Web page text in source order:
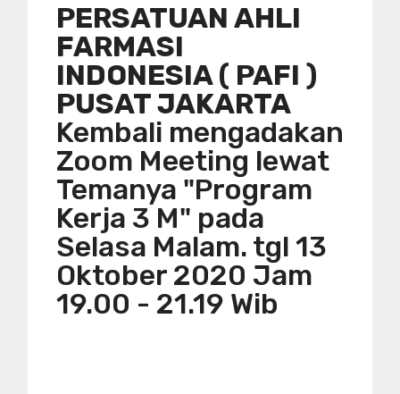
PERSATUAN AHLI
FARMASI
INDONESIA ( PAFI )
PUSAT JAKARTA
Kembali mengadakan
Zoom Meeting lewat
Temanya "Program
Kerja 3 M" pada
Selasa Malam. tgl 13
Oktober 2020 Jam
19.00 - 21.19 Wib